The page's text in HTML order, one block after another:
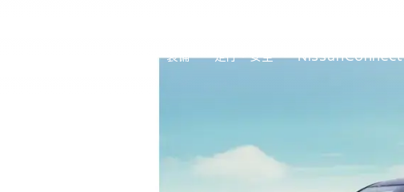
装備 走行・安全 NissanConnect